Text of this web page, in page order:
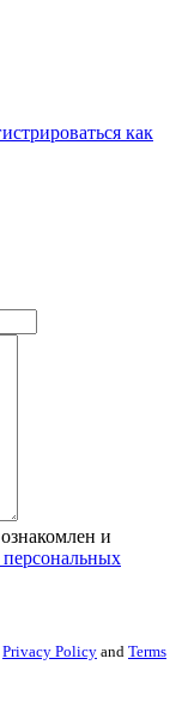
как
и
Privacy Policy and Terms